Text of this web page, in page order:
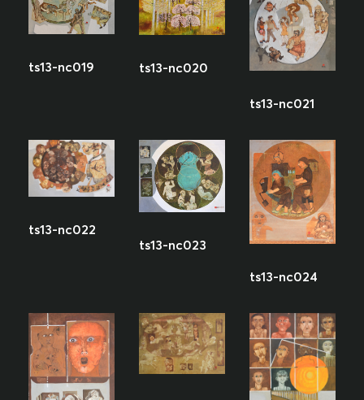
ts13-nc019 ts13-nc020
ts13-nc021
ts13-nc022
ts13-nc023
ts13-nc024